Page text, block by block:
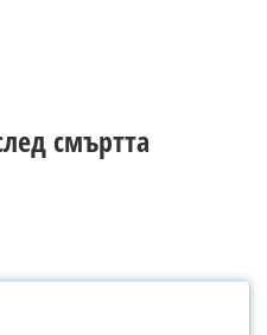
смъртта